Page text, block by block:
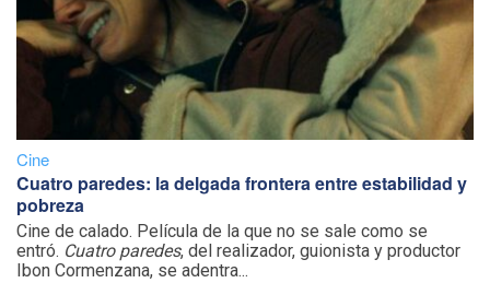
Cine
Cuatro paredes: la delgada frontera entre estabilidad y
pobreza
Cine de calado. Película de la que no se sale como se
entró. Cuatro paredes, del realizador, guionista y productor
Ibon Cormenzana, se adentra...